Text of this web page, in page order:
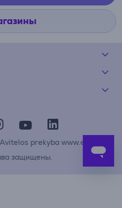
prekyba www.elesen.lt
защищены.